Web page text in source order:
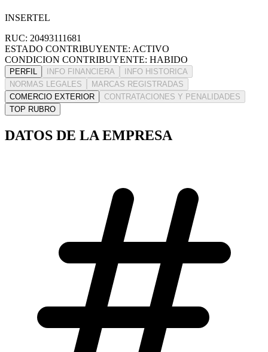
INSERTEL
RUC: 20493111681
ESTADO CONTRIBUYENTE: ACTIVO
CONDICION CONTRIBUYENTE: HABIDO
PERFIL INFO FINANCIERA
INFO HISTORICA
NORMAS LEGALES
MARCAS REGISTRADAS
COMERCIO EXTERIOR
CONTRATACIONES Y PENALIDADES
TOP RUBRO
DATOS DE LA EMPRESA